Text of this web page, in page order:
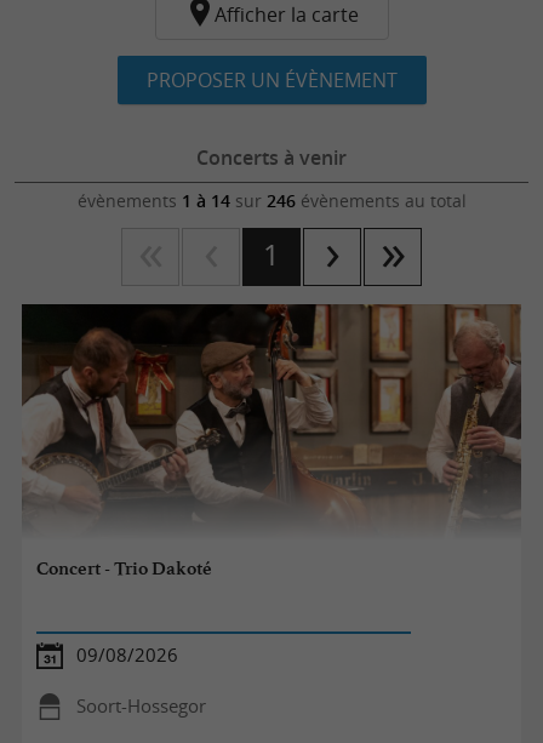
Afficher la carte
PROPOSER UN ÉVÈNEMENT
Concerts à venir
évènements 1 à 14sur 246évènements au total
1
Concert - Trio Dakoté
09/08/2026
Soort-Hossegor